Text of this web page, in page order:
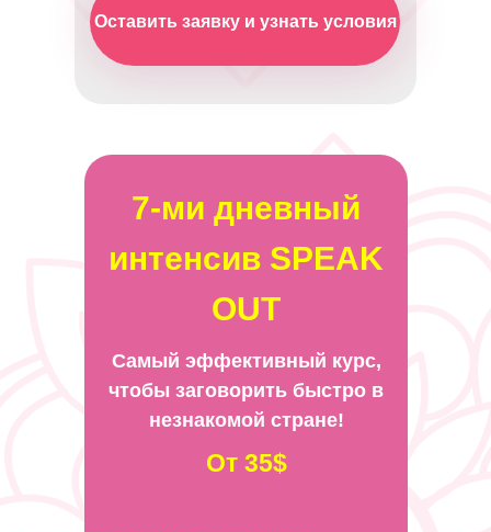
Оставить заявку и узнать условия
Самый эффективный курс,
чтобы заговорить быстро в
незнакомой стране!
7-ми дневный
интенсив SPEAK
OUT
От 35$